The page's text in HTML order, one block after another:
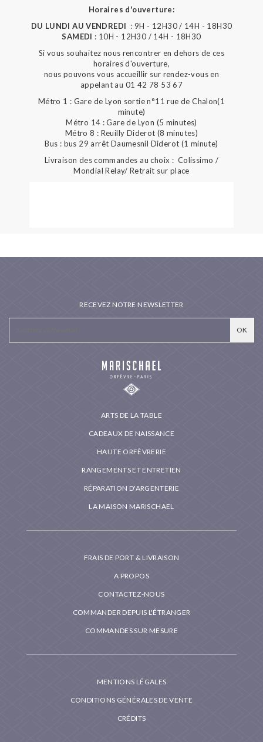
Horaires d'ouverture:
DU LUNDI AU VENDREDI : 9H - 12H30 / 14H - 18H30
SAMEDI : 10H - 12H30 / 14H - 18H30
Si vous souhaitez nous rencontrer en dehors de ces
horaires d'ouverture,
nous pouvons vous accueillir sur rendez-vous en
appelant au 01 42 78 53 67
Métro 1 : Gare de Lyon sortie n°11 rue de Chalon(1
minute)
Métro 14 : Gare de Lyon (5 minutes)
Métro 8 : Reuilly Diderot (8 minutes)
Bus : bus 29 arrêt Daumesnil Diderot (1 minute)
Livraison des commandes au choix : Colissimo /
Mondial Relay/ Retrait sur place
ARTS DE LA TABLE
CADEAUX DE NAISSANCE
HAUTE ORFÈVRERIE
RANGEMENTS ET ENTRETIEN
RÉPARATION D'ARGENTERIE
LA MAISON MARISCHAEL
FRAIS DE PORT & LIVRAISON
A PROPOS
CONTACTEZ-NOUS
COMMANDER DEPUIS L'ÉTRANGER
COMMANDES SUR MESURE
MENTIONS LÉGALES
CONDITIONS GÉNÉRALES DE VENTE
CRÉDITS
RECEVEZ NOTRE NEWSLETTER